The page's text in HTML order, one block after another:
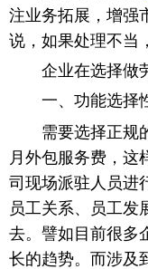
注业务拓展，增强
说，如果处理不当
企业在选择做劳
一、功能选择
需要选择正规
月外包服务费，这
司现场派驻人员进
员工关系、员工发
去。譬如目前很多
长的趋势。而涉及